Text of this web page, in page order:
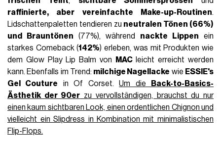
raffinierte, aber vereinfachte Make-up-Routinen.
Lidschattenpaletten tendieren zu neutralen Tönen (66%)
und
Brauntönen (77%), während nackte Lippen ein
starkes Comeback (142%) erleben, was mit Produkten wie
dem Glow Play Lip Balm von
MACleicht erreicht werden
kann. Ebenfalls im Trend: milchige Nagellacke wie ESSIE's
Gel Couture in Of Corset.Um die
Back-to-Basics-
Ästhetik der 90er zu vervollständigen, brauchst du nur
einen kaum sichtbaren Look, einen ordentlichen Chignon und
vielleicht ein Slipdress in Kombination mit minimalistischen
Flip-Flops.